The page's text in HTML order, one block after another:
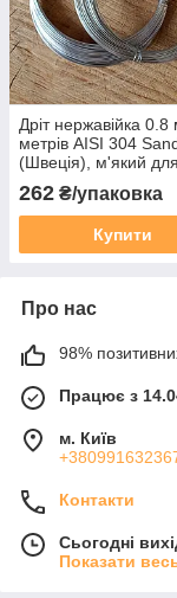
Дріт нержавійка
метрів AISI 304
(Швеція), м'який для
зв'язування
262 ₴/упаковка
Купити
Про нас
98%
Працює з
м. Київ
Контакти
Сьогодні
Показати